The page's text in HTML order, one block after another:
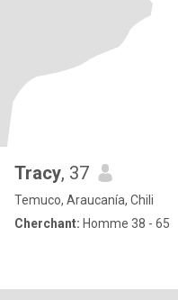
Tracy, 37
Temuco, Araucanía, Chili
Cherchant: Homme 38 - 65